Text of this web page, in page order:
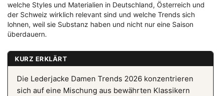
welche Styles und Materialien in Deutschland, Österreich und
der Schweiz wirklich relevant sind und welche Trends sich
lohnen, weil sie Substanz haben und nicht nur eine Saison
überdauern.
KURZ ERKLÄRT
Die Lederjacke Damen Trends 2026 konzentrieren
sich auf eine Mischung aus bewährten Klassikern